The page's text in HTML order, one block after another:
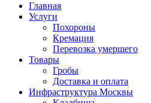
Главная
Услуги
Похороны
Кремация
Перевозка умершего
Товары
Гробы
Доставка и оплата
Инфраструктура Москвы